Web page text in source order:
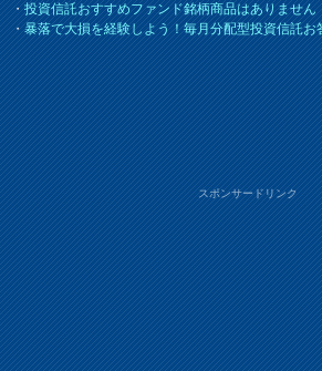
・投資信託おすすめファンド銘柄商品はありません
・暴落で大損を経験しよう！毎月分配型投資信託お
スポンサードリンク